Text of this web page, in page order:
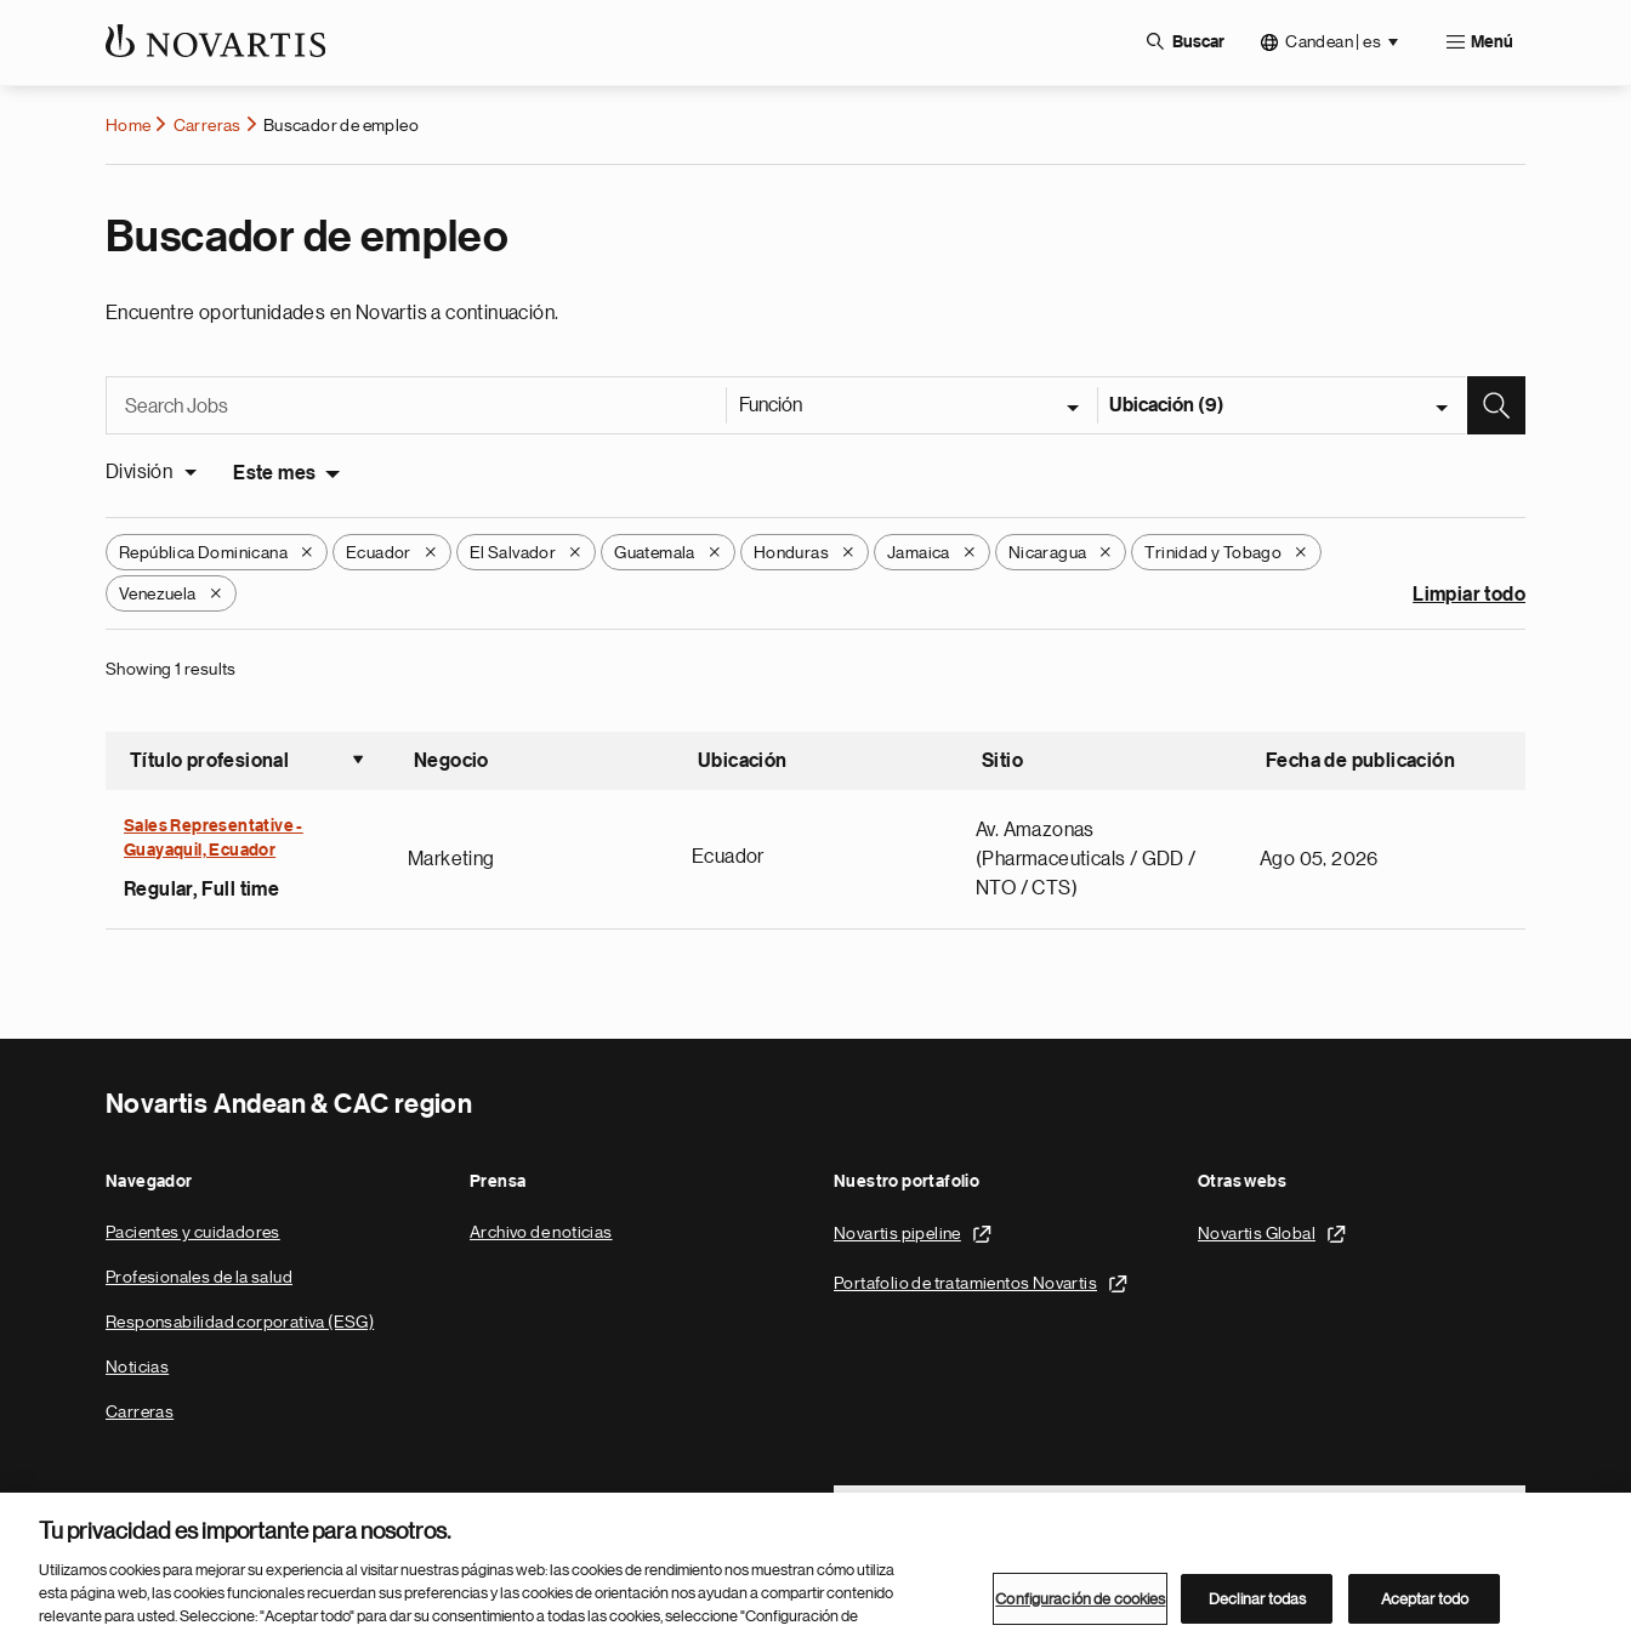
Buscar Candean | es Menú
Home Carreras Buscador de empleo
Buscador de empleo
Encuentre oportunidades en Novartis a continuación.
Función Ubicación (9)
División Este mes
República Dominicana X Ecuador X El Salvador X Guatemala X Honduras X Jamaica X Nicaragua X Trinidad y Tobago X
Venezuela X Limpiar todo
Showing 1 results
Título profesional
Ordenar ascendente
Negocio Ubicación Sitio Fecha de publicación
Sales Representative -
Guayaquil, Ecuador
Regular, Full time
Marketing Ecuador
Av. Amazonas
(Pharmaceuticals / GDD /
NTO / CTS)
Ago 05, 2026
Novartis Andean & CAC region
Navegador
Pacientes y cuidadores
Profesionales de la salud
Responsabilidad corporativa (ESG)
Noticias
Carreras
Prensa
Archivo de noticias
Nuestro portafolio
Novartis pipeline
Portafolio de tratamientos Novartis
Otras webs
Novartis Global
Footer Site Search
Parte
© 2026 Novartis AG Directorio de Novartis
Tu privacidad es importante para nosotros.
Utilizamos cookies para mejorar su experiencia al visitar nuestras páginas web: las cookies de rendimiento nos muestran cómo utiliza
esta página web, las cookies funcionales recuerdan sus preferencias y las cookies de orientación nos ayudan a compartir contenido
relevante para usted. Seleccione: "Aceptar todo" para dar su consentimiento a todas las cookies, seleccione "Configuración de
Configuración de cookies Declinar todas Aceptar todo